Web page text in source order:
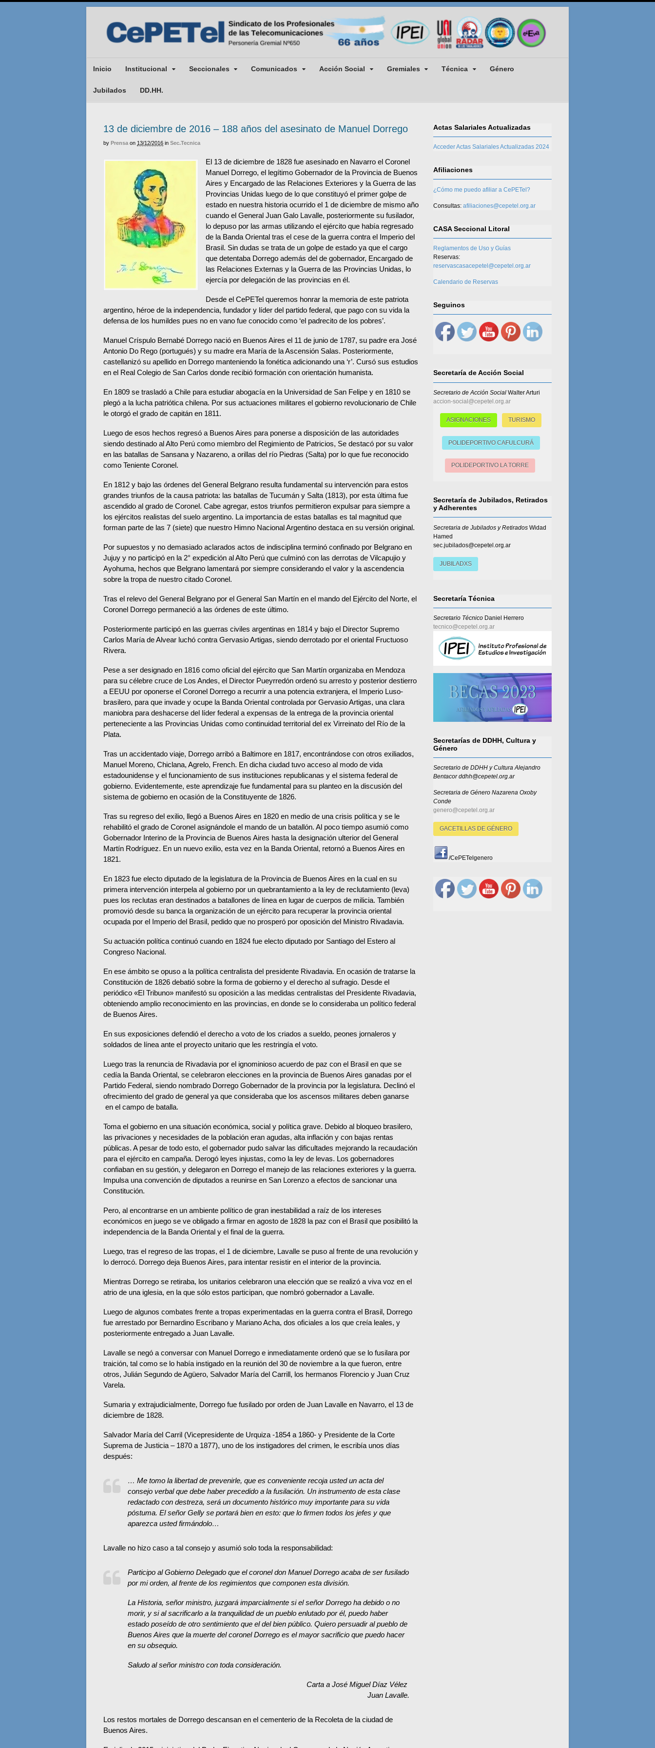
Inicio Institucional Seccionales Comunicados Acción Social Gremiales Técnica Género
Jubilados DD.HH.
13 de diciembre de 2016 – 188 años del asesinato de Manuel Dorrego
by Prensa on 13/12/2016 in Sec.Tecnica
El 13 de diciembre de 1828 fue asesinado en Navarro el Coronel
Manuel Dorrego, el legítimo Gobernador de la Provincia de Buenos
Aires y Encargado de las Relaciones Exteriores y la Guerra de las
Provincias Unidas luego de lo que constituyó el primer golpe de
estado en nuestra historia ocurrido el 1 de diciembre de mismo año
cuando el General Juan Galo Lavalle, posteriormente su fusilador,
lo depuso por las armas utilizando el ejército que había regresado
de la Banda Oriental tras el cese de la guerra contra el Imperio del
Brasil. Sin dudas se trata de un golpe de estado ya que el cargo
que detentaba Dorrego además del de gobernador, Encargado de
las Relaciones Externas y la Guerra de las Provincias Unidas, lo
ejercía por delegación de las provincias en él.
Desde el CePETel queremos honrar la memoria de este patriota
argentino, héroe de la independencia, fundador y líder del partido federal, que pago con su vida la
defensa de los humildes pues no en vano fue conocido como ‘el padrecito de los pobres’.
Manuel Críspulo Bernabé Dorrego nació en Buenos Aires el 11 de junio de 1787, su padre era José
Antonio Do Rego (portugués) y su madre era María de la Ascensión Salas. Posteriormente,
castellanizó su apellido en Dorrego manteniendo la fonética adicionando una ‘r’. Cursó sus estudios
en el Real Colegio de San Carlos donde recibió formación con orientación humanista.
En 1809 se trasladó a Chile para estudiar abogacía en la Universidad de San Felipe y en 1810 se
plegó a la lucha patriótica chilena. Por sus actuaciones militares el gobierno revolucionario de Chile
le otorgó el grado de capitán en 1811.
Luego de esos hechos regresó a Buenos Aires para ponerse a disposición de las autoridades
siendo destinado al Alto Perú como miembro del Regimiento de Patricios, Se destacó por su valor
en las batallas de Sansana y Nazareno, a orillas del río Piedras (Salta) por lo que fue reconocido
como Teniente Coronel.
En 1812 y bajo las órdenes del General Belgrano resulta fundamental su intervención para estos
grandes triunfos de la causa patriota: las batallas de Tucumán y Salta (1813), por esta última fue
ascendido al grado de Coronel. Cabe agregar, estos triunfos permitieron expulsar para siempre a
los ejércitos realistas del suelo argentino. La importancia de estas batallas es tal magnitud que
forman parte de las 7 (siete) que nuestro Himno Nacional Argentino destaca en su versión original.
Por supuestos y no demasiado aclarados actos de indisciplina terminó confinado por Belgrano en
Jujuy y no participó en la 2° expedición al Alto Perú que culminó con las derrotas de Vilcapujio y
Ayohuma, hechos que Belgrano lamentará por siempre considerando el valor y la ascendencia
sobre la tropa de nuestro citado Coronel.
Tras el relevo del General Belgrano por el General San Martín en el mando del Ejército del Norte, el
Coronel Dorrego permaneció a las órdenes de este último.
Posteriormente participó en las guerras civiles argentinas en 1814 y bajo el Director Supremo
Carlos María de Alvear luchó contra Gervasio Artigas, siendo derrotado por el oriental Fructuoso
Rivera.
Pese a ser designado en 1816 como oficial del ejército que San Martín organizaba en Mendoza
para su célebre cruce de Los Andes, el Director Pueyrredón ordenó su arresto y posterior destierro
a EEUU por oponerse el Coronel Dorrego a recurrir a una potencia extranjera, el Imperio Luso-
brasilero, para que invade y ocupe la Banda Oriental controlada por Gervasio Artigas, una clara
maniobra para deshacerse del líder federal a expensas de la entrega de la provincia oriental
perteneciente a las Provincias Unidas como continuidad territorial del ex Virreinato del Río de la
Plata.
Tras un accidentado viaje, Dorrego arribó a Baltimore en 1817, encontrándose con otros exiliados,
Manuel Moreno, Chiclana, Agrelo, French. En dicha ciudad tuvo acceso al modo de vida
estadounidense y el funcionamiento de sus instituciones republicanas y el sistema federal de
gobierno. Evidentemente, este aprendizaje fue fundamental para su planteo en la discusión del
sistema de gobierno en ocasión de la Constituyente de 1826.
Tras su regreso del exilio, llegó a Buenos Aires en 1820 en medio de una crisis política y se le
rehabilitó el grado de Coronel asignándole el mando de un batallón. Al poco tiempo asumió como
Gobernador Interino de la Provincia de Buenos Aires hasta la designación ulterior del General
Martín Rodríguez. En un nuevo exilio, esta vez en la Banda Oriental, retornó a Buenos Aires en
1821.
En 1823 fue electo diputado de la legislatura de la Provincia de Buenos Aires en la cual en su
primera intervención interpela al gobierno por un quebrantamiento a la ley de reclutamiento (leva)
pues los reclutas eran destinados a batallones de línea en lugar de cuerpos de milicia. También
promovió desde su banca la organización de un ejército para recuperar la provincia oriental
ocupada por el Imperio del Brasil, pedido que no prosperó por oposición del Ministro Rivadavia.
Su actuación política continuó cuando en 1824 fue electo diputado por Santiago del Estero al
Congreso Nacional.
En ese ámbito se opuso a la política centralista del presidente Rivadavia. En ocasión de tratarse la
Constitución de 1826 debatió sobre la forma de gobierno y el derecho al sufragio. Desde el
periódico «El Tribuno» manifestó su oposición a las medidas centralistas del Presidente Rivadavia,
obteniendo amplio reconocimiento en las provincias, en donde se lo consideraba un político federal
de Buenos Aires.
En sus exposiciones defendió el derecho a voto de los criados a sueldo, peones jornaleros y
soldados de línea ante el proyecto unitario que les restringía el voto.
Luego tras la renuncia de Rivadavia por el ignominioso acuerdo de paz con el Brasil en que se
cedía la Banda Oriental, se celebraron elecciones en la provincia de Buenos Aires ganadas por el
Partido Federal, siendo nombrado Dorrego Gobernador de la provincia por la legislatura. Declinó el
ofrecimiento del grado de general ya que consideraba que los ascensos militares deben ganarse
en el campo de batalla.
Toma el gobierno en una situación económica, social y política grave. Debido al bloqueo brasilero,
las privaciones y necesidades de la población eran agudas, alta inflación y con bajas rentas
públicas. A pesar de todo esto, el gobernador pudo salvar las dificultades mejorando la recaudación
para el ejército en campaña. Derogó leyes injustas, como la ley de levas. Los gobernadores
confiaban en su gestión, y delegaron en Dorrego el manejo de las relaciones exteriores y la guerra.
Impulsa una convención de diputados a reunirse en San Lorenzo a efectos de sancionar una
Constitución.
Pero, al encontrarse en un ambiente político de gran inestabilidad a raíz de los intereses
económicos en juego se ve obligado a firmar en agosto de 1828 la paz con el Brasil que posibilitó la
independencia de la Banda Oriental y el final de la guerra.
Luego, tras el regreso de las tropas, el 1 de diciembre, Lavalle se puso al frente de una revolución y
lo derrocó. Dorrego deja Buenos Aires, para intentar resistir en el interior de la provincia.
Mientras Dorrego se retiraba, los unitarios celebraron una elección que se realizó a viva voz en el
atrio de una iglesia, en la que sólo estos participan, que nombró gobernador a Lavalle.
Luego de algunos combates frente a tropas experimentadas en la guerra contra el Brasil, Dorrego
fue arrestado por Bernardino Escribano y Mariano Acha, dos oficiales a los que creía leales, y
posteriormente entregado a Juan Lavalle.
Lavalle se negó a conversar con Manuel Dorrego e inmediatamente ordenó que se lo fusilara por
traición, tal como se lo había instigado en la reunión del 30 de noviembre a la que fueron, entre
otros, Julián Segundo de Agüero, Salvador María del Carrill, los hermanos Florencio y Juan Cruz
Varela.
Sumaria y extrajudicialmente, Dorrego fue fusilado por orden de Juan Lavalle en Navarro, el 13 de
diciembre de 1828.
Salvador María del Carril (Vicepresidente de Urquiza -1854 a 1860- y Presidente de la Corte
Suprema de Justicia – 1870 a 1877), uno de los instigadores del crimen, le escribía unos días
después:
… Me tomo la libertad de prevenirle, que es conveniente recoja usted un acta del
consejo verbal que debe haber precedido a la fusilación. Un instrumento de esta clase
redactado con destreza, será un documento histórico muy importante para su vida
póstuma. El señor Gelly se portará bien en esto: que lo firmen todos los jefes y que
aparezca usted firmándolo…
Lavalle no hizo caso a tal consejo y asumió solo toda la responsabilidad:
Participo al Gobierno Delegado que el coronel don Manuel Dorrego acaba de ser fusilado
por mi orden, al frente de los regimientos que componen esta división.
La Historia, señor ministro, juzgará imparcialmente si el señor Dorrego ha debido o no
morir, y si al sacrificarlo a la tranquilidad de un pueblo enlutado por él, puedo haber
estado poseído de otro sentimiento que el del bien público. Quiero persuadir al pueblo de
Buenos Aires que la muerte del coronel Dorrego es el mayor sacrificio que puedo hacer
en su obsequio.
Saludo al señor ministro con toda consideración.
Carta a José Miguel Díaz Vélez
Juan Lavalle.
Los restos mortales de Dorrego descansan en el cementerio de la Recoleta de la ciudad de
Buenos Aires.
Actas Salariales Actualizadas
Acceder Actas Salariales Actualizadas 2024
Afiliaciones
¿Cómo me puedo afiliar a CePETel?
Consultas:afiliaciones@cepetel.org.ar
CASA Seccional Litoral
Reglamentos de Uso y Guías
Reservas:
reservascasacepetel@cepetel.org.ar
Calendario de Reservas
Seguinos
Secretaría de Acción Social
Secretario de Acción Social Walter Arturi
accion-social@cepetel.org.ar
ASIGNACIONES TURISMO
POLIDEPORTIVO CAFULCURÁ
POLIDEPORTIVO LA TORRE
Secretaría de Jubilados, Retirados
y Adherentes
Secretaria de Jubilados y Retirados Widad
Hamed
sec.jubilados@cepetel.org.ar
JUBILADXS
Secretaría Técnica
Secretario Técnico Daniel Herrero
tecnico@cepetel.org.ar
Secretarías de DDHH, Cultura y
Género
Secretario de DDHH y Cultura Alejandro
Bentacor ddhh@cepetel.org.ar
Secretaria de GéneroNazarena Oxoby
Conde
genero@cepetel.org.ar
GACETILLAS DE GÉNERO
/CePETelgenero